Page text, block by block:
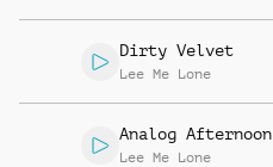
Dirty Velvet
Lee Me Lone
Analog Afternoon
Lee Me Lone